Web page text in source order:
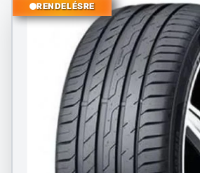
RENDELÉSRE